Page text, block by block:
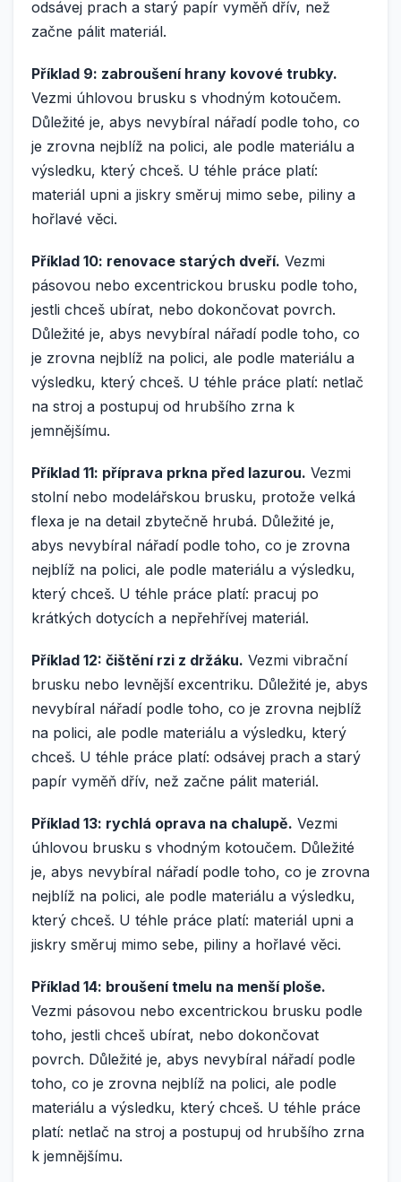
odsávej prach a starý papír vyměň dřív, než
začne pálit materiál.
Příklad 9: zabroušení hrany kovové trubky.
Vezmi úhlovou brusku s vhodným kotoučem.
Důležité je, abys nevybíral nářadí podle toho, co
je zrovna nejblíž na polici, ale podle materiálu a
výsledku, který chceš. U téhle práce platí:
materiál upni a jiskry směruj mimo sebe, piliny a
hořlavé věci.
Příklad 10: renovace starých dveří. Vezmi
pásovou nebo excentrickou brusku podle toho,
jestli chceš ubírat, nebo dokončovat povrch.
Důležité je, abys nevybíral nářadí podle toho, co
je zrovna nejblíž na polici, ale podle materiálu a
výsledku, který chceš. U téhle práce platí: netlač
na stroj a postupuj od hrubšího zrna k
jemnějšímu.
Příklad 11: příprava prkna před lazurou. Vezmi
stolní nebo modelářskou brusku, protože velká
flexa je na detail zbytečně hrubá. Důležité je,
abys nevybíral nářadí podle toho, co je zrovna
nejblíž na polici, ale podle materiálu a výsledku,
který chceš. U téhle práce platí: pracuj po
krátkých dotycích a nepřehřívej materiál.
Příklad 12: čištění rzi z držáku. Vezmi vibrační
brusku nebo levnější excentriku. Důležité je, abys
nevybíral nářadí podle toho, co je zrovna nejblíž
na polici, ale podle materiálu a výsledku, který
chceš. U téhle práce platí: odsávej prach a starý
papír vyměň dřív, než začne pálit materiál.
Příklad 13: rychlá oprava na chalupě. Vezmi
úhlovou brusku s vhodným kotoučem. Důležité
je, abys nevybíral nářadí podle toho, co je zrovna
nejblíž na polici, ale podle materiálu a výsledku,
který chceš. U téhle práce platí: materiál upni a
jiskry směruj mimo sebe, piliny a hořlavé věci.
Příklad 14: broušení tmelu na menší ploše.
Vezmi pásovou nebo excentrickou brusku podle
toho, jestli chceš ubírat, nebo dokončovat
povrch. Důležité je, abys nevybíral nářadí podle
toho, co je zrovna nejblíž na polici, ale podle
materiálu a výsledku, který chceš. U téhle práce
platí: netlač na stroj a postupuj od hrubšího zrna
k jemnějšímu.